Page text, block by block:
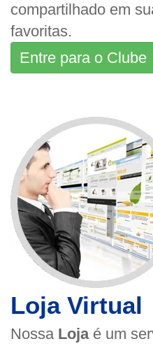
compartilhado em
favoritas.
Entre para o Clube
Loja Virtual
Nossa Lojaé um